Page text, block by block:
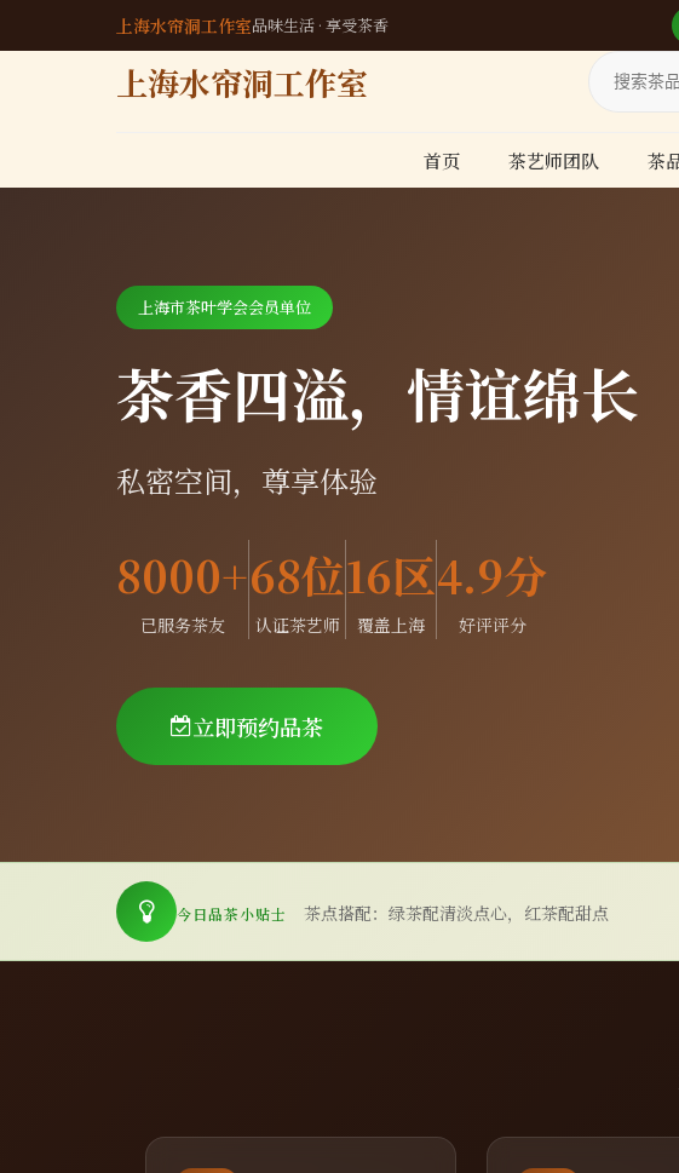
上海水帘洞工作室品味生活 · 享受茶香
上海水帘洞工作室
首页 茶艺师团队 茶
上海市茶叶学会会员单位
茶香四溢，情谊绵长
私密空间，尊享体验
8000+
已服务茶友
68位
认证茶艺师
16区
覆盖上海
4.9分
好评评分
立即预约品茶
今日品茶小贴士 茶点搭配：绿茶配清淡点心，红茶配甜点